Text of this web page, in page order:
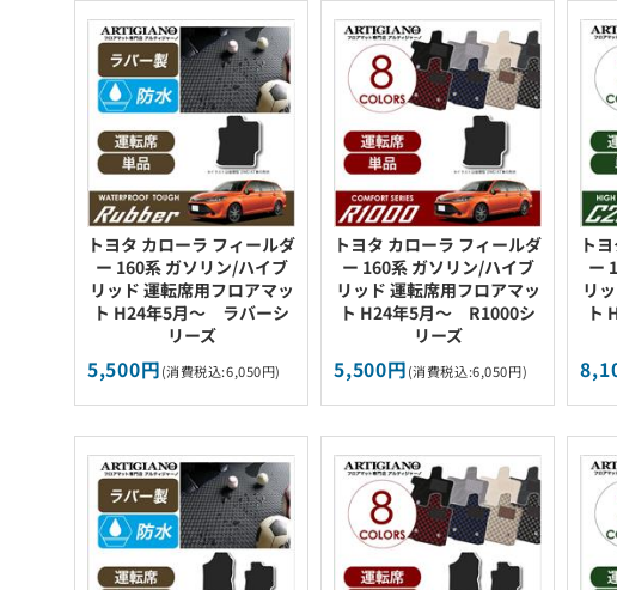
トヨタ カローラ フィールダ
ー 160系 ガソリン/ハイブ
リッド 運転席用フロアマッ
ト H24年5月～ ラバーシ
リーズ
5,500円(消費税込:6,050円)
トヨタ カローラ フィールダ
ー 160系 ガソリン/ハイブ
リッド 運転席用フロアマッ
ト H24年5月～ R1000シ
リーズ
5,500円(消費税込:6,050円)
ト
ー
リ
ト